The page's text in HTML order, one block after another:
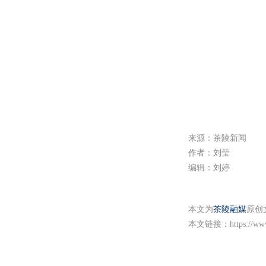
来源：茶陵新闻
作者：刘莹
编辑：刘婷
本文为茶陵融媒原创
本文链接： https://